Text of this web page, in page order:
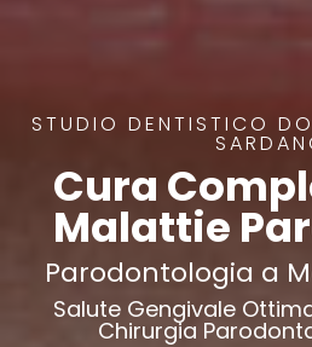
STUDIO DENTISTICO
Cura
Malattie
Parodontologia a
Salute Gengivale
Chirurgia